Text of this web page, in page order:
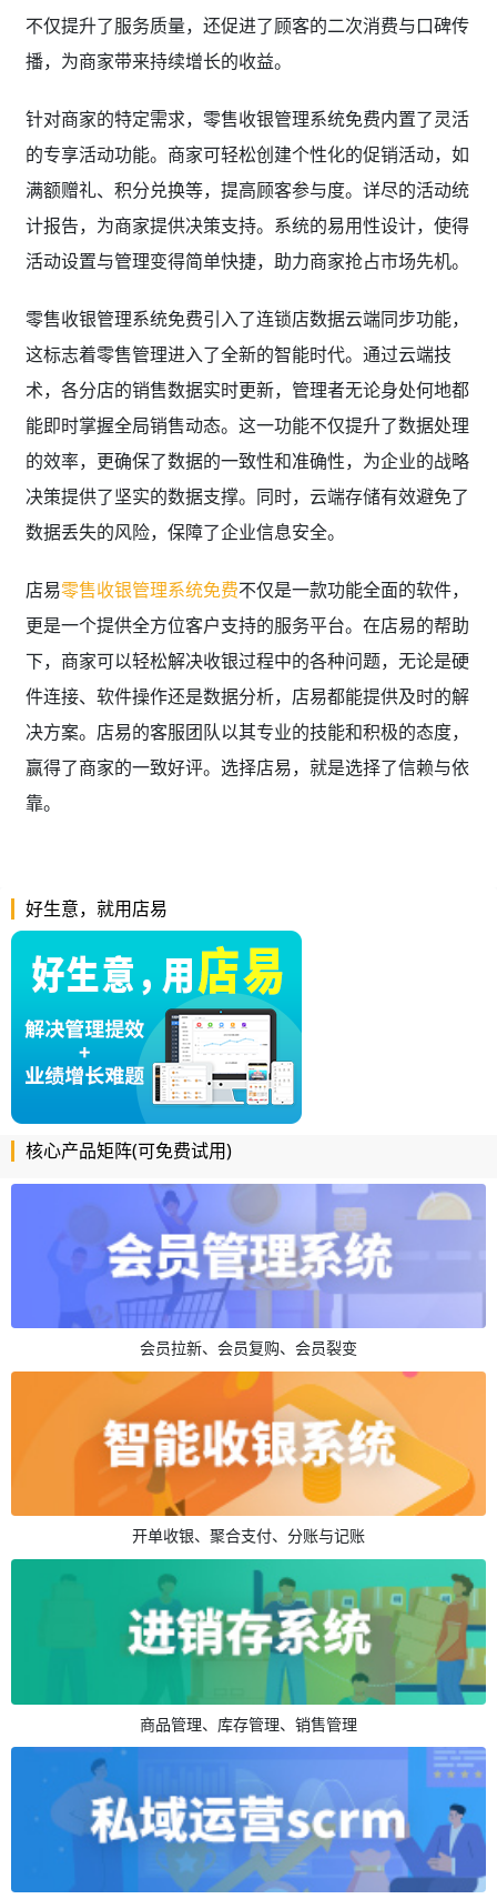
不仅提升了服务质量，还促进了顾客的二次消费与口碑传
播，为商家带来持续增长的收益。
针对商家的特定需求，零售收银管理系统免费内置了灵活
的专享活动功能。商家可轻松创建个性化的促销活动，如
满额赠礼、积分兑换等，提高顾客参与度。详尽的活动统
计报告，为商家提供决策支持。系统的易用性设计，使得
活动设置与管理变得简单快捷，助力商家抢占市场先机。
零售收银管理系统免费引入了连锁店数据云端同步功能，
这标志着零售管理进入了全新的智能时代。通过云端技
术，各分店的销售数据实时更新，管理者无论身处何地都
能即时掌握全局销售动态。这一功能不仅提升了数据处理
的效率，更确保了数据的一致性和准确性，为企业的战略
决策提供了坚实的数据支撑。同时，云端存储有效避免了
数据丢失的风险，保障了企业信息安全。
店易零售收银管理系统免费不仅是一款功能全面的软件，
更是一个提供全方位客户支持的服务平台。在店易的帮助
下，商家可以轻松解决收银过程中的各种问题，无论是硬
件连接、软件操作还是数据分析，店易都能提供及时的解
决方案。店易的客服团队以其专业的技能和积极的态度，
赢得了商家的一致好评。选择店易，就是选择了信赖与依
靠。
好生意，就用店易
核心产品矩阵(可免费试用)
会员拉新、会员复购、会员裂变
开单收银、聚合支付、分账与记账
商品管理、库存管理、销售管理